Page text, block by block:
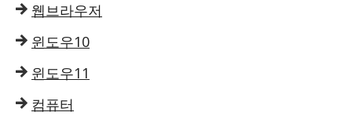
웹브라우저
윈도우10
윈도우11
컴퓨터